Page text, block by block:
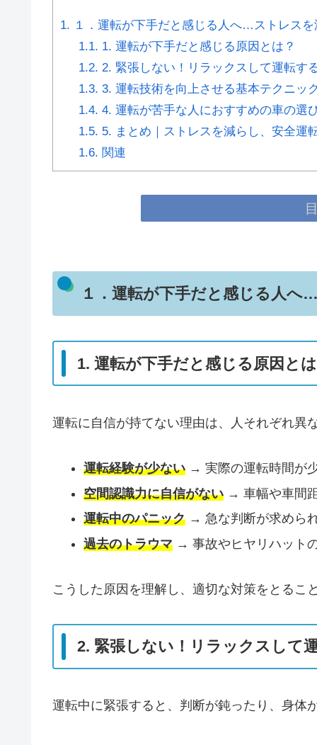
1. １．運転が下手だと感じる人へ…ストレス
1.1. 1. 運転が下手だと感じる原因とは？
1.2. 2. 緊張しない！リラックスして運転す
1.3. 3. 運転技術を向上させる基本テクニッ
1.4. 4. 運転が苦手な人におすすめの車の選
1.5. 5. まとめ｜ストレスを減らし、安全運
1.6. 関連
１．運転が下手だと感じる人
1. 運転が下手だと感じる原因と
運転に自信が持てない理由は、人それぞれ異
運転経験が少ない→ 実際の運転時間が
空間認識力に自信がない→ 車幅や車間
運転中のパニック→ 急な判断が求めら
過去のトラウマ→ 事故やヒヤリハット
こうした原因を理解し、適切な対策をとるこ
2. 緊張しない！リラックスして
運転中に緊張すると、判断が鈍ったり、身体